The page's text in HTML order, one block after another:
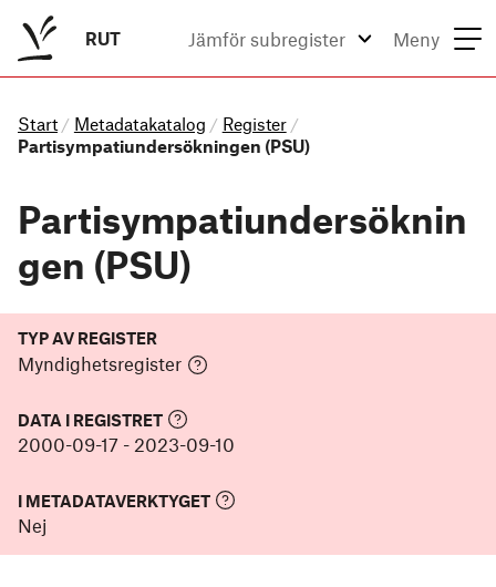
RUT Jämför subregister Meny
Start / Metadatakatalog / Register /
Partisympatiundersökningen (PSU)
Partisympatiundersöknin
gen (PSU)
TYP AV REGISTER
Myndighetsregister
DATA I REGISTRET
2000-09-17 - 2023-09-10
I METADATAVERKTYGET
Nej